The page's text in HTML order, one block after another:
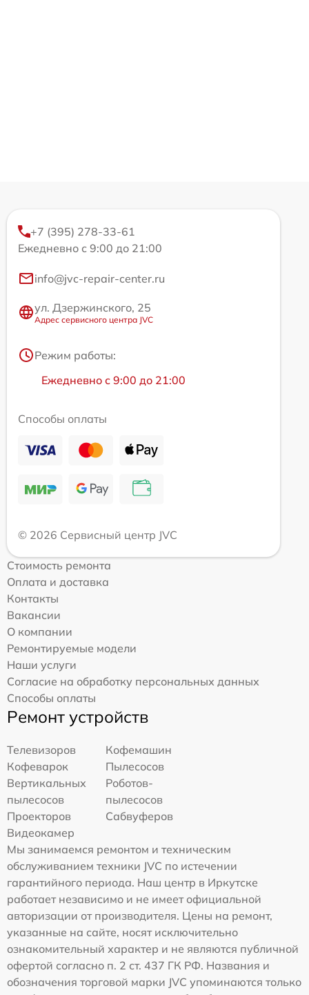
+7 (395) 278-33-61
Ежедневно с 9:00 до 21:00
info@jvc-repair-center.ru
ул. Дзержинского, 25
Адрес сервисного центра JVC
Режим работы:
Ежедневно с 9:00 до 21:00
Способы оплаты
© 2026 Сервисный центр JVC
Стоимость ремонта
Оплата и доставка
Контакты
Вакансии
О компании
Ремонтируемые модели
Наши услуги
Согласие на обработку персональных данных
Способы оплаты
Ремонт устройств
Телевизоров
Кофемашин
Кофеварок
Пылесосов
Вертикальных
пылесосов
Роботов-
пылесосов
Проекторов
Сабвуферов
Видеокамер
Мы занимаемся ремонтом и техническим
обслуживанием техники JVC по истечении
гарантийного периода. Наш центр в Иркутске
работает независимо и не имеет официальной
авторизации от производителя. Цены на ремонт,
указанные на сайте, носят исключительно
ознакомительный характер и не являются публичной
офертой согласно п. 2 ст. 437 ГК РФ. Названия и
обозначения торговой марки JVC упоминаются только